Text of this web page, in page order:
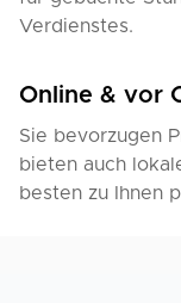
Verdienstes.
Online & vor
Sie bevorzugen
bieten auch
besten zu Ihnen